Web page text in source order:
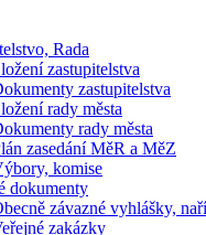
Rada
zastupitelstva
zastupitelstva
rady města
rady města
zasedání MěR a MěZ
komise
dokumenty
závazné vyhlášky,
zakázky